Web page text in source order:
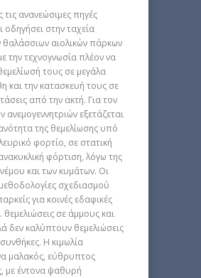
ανανεώσιμες πηγές
οδηγήσει στην ταχεία
αιολικών πάρκων
την τεχνογνωσία πλέον να
τους σε μεγάλα
και την κατασκευή τους σε
από την ακτή. Για τον
ανεμογεννητριών εξετάζεται
της θεμελίωσης υπό
φορτίο, σε στατική
φόρτιση, λόγω της
και των κυμάτων. Οι
σχεδιασμού
για κοινές εδαφικές
σε άμμους και
δεν καλύπτουν θεμελιώσεις
Η κιμωλία
μαλακός, εύθρυπτος
με έντονα ψαθυρή